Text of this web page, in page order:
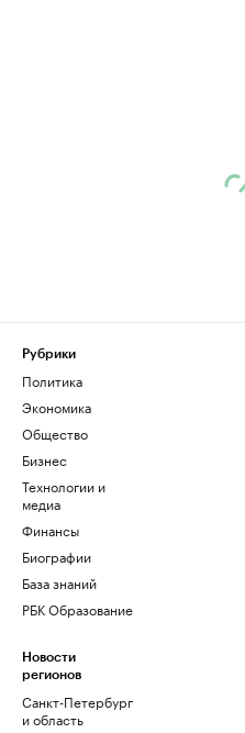
Рубрики
Политика
Экономика
Общество
Бизнес
Технологии и
медиа
Финансы
Биографии
База знаний
РБК Образование
Новости
регионов
Санкт-Петербург
и область